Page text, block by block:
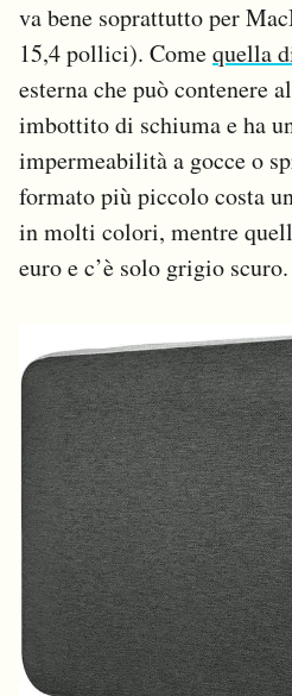
va bene soprattutto per
15,4 pollici). Comequella
esterna che può contenere
imbottito di schiuma e ha
impermeabilità a gocce o
formato più piccolo costa
in molti colori, mentre
euro e c’è solo grigio scuro.